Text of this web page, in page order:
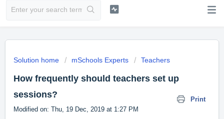
Solution home mSchools Experts Teachers
How frequently should teachers set up
sessions?
Print
Modified on: Thu, 19 Dec, 2019 at 1:27 PM